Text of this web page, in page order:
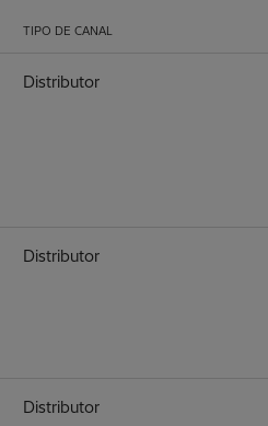
TIPO DE CANAL
Distributor
Distributor
Distributor